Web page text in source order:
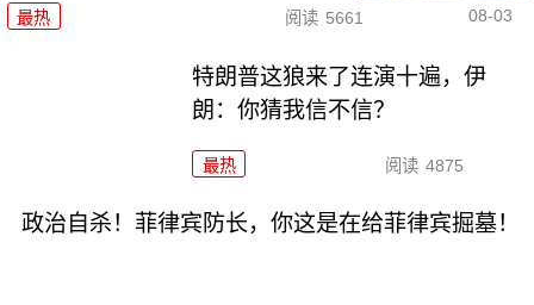
最热 阅读 5661 08-03
特朗普这狼来了连演十遍，伊
朗：你猜我信不信？
最热 阅读 4875
政治自杀！菲律宾防长，你这是在给菲律宾掘墓！